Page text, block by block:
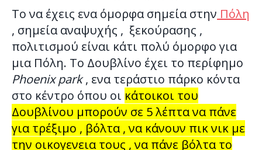
Το να έχεις ενα όμορφα σημεία στην Πόλη
, σημεία αναψυχής , ξεκούρασης ,
πολιτισμού είναι κάτι πολύ όμορφο για
μια Πόλη. Το Δουβλίνο έχει το περίφημο
Phoenix park, ενα τεράστιο πάρκο κόντα
στο κέντρο όπου οι κάτοικοι του
Δουβλίνου μπορούν σε 5 λέπτα να πάνε
για τρέξιμο , βόλτα , να κάνουν πικ νικ με
την οικογενεια τους , να πάνε βόλτα το